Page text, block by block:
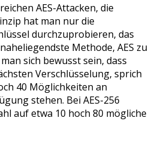
AES-Attacken, die
hat man nur die
durchzuprobieren, das
Methode, AES zu
sich bewusst sein, dass
Verschlüsselung, sprich
40 Möglichkeiten an
stehen. Bei AES-256
auf etwa 10 hoch 80 mögliche